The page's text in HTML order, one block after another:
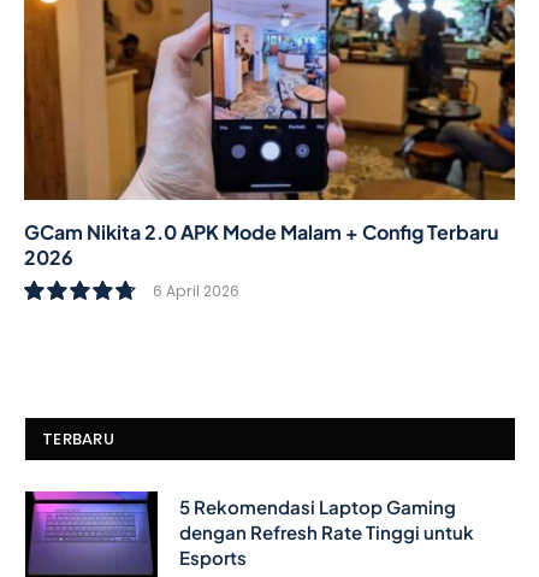
GCam Nikita 2.0 APK Mode Malam + Config Terbaru
2026
6 April 2026
TERBARU
5 Rekomendasi Laptop Gaming
dengan Refresh Rate Tinggi untuk
Esports